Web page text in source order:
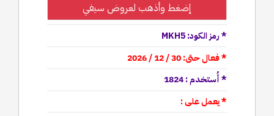
إضغط وأذهب لعروض سيفي
* رمز الكود: MKH5
* فعال حتى: 30 / 12 / 2026
* أُستخدم : 1824
* يعمل على :